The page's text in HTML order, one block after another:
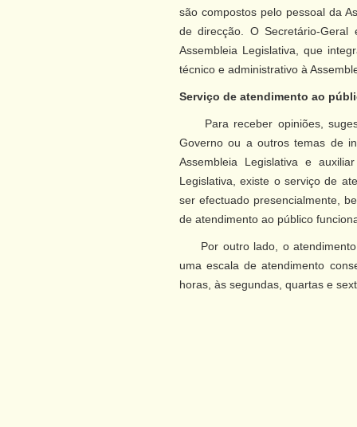
são compostos pelo pessoal da
de direcção. O Secretário-Geral
Assembleia Legislativa, que
técnico e administrativo à
Serviço de atendimento ao
Para receber opiniões,
Governo ou a outros temas de
Assembleia Legislativa e
Legislativa, existe o serviço de
ser efectuado presencialmente,
de atendimento ao público
Por outro lado, o atendimento
uma escala de atendimento
horas, às segundas, quartas e